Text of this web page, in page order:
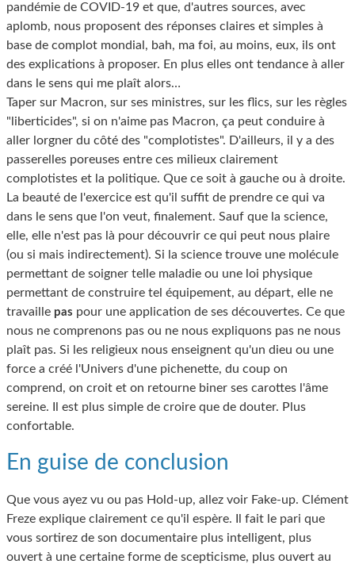
pandémie de COVID-19 et que, d'autres sources, avec
aplomb, nous proposent des réponses claires et simples à
base de complot mondial, bah, ma foi, au moins, eux, ils ont
des explications à proposer. En plus elles ont tendance à aller
dans le sens qui me plaît alors…
Taper sur Macron, sur ses ministres, sur les flics, sur les règles
"liberticides", si on n'aime pas Macron, ça peut conduire à
aller lorgner du côté des "complotistes". D'ailleurs, il y a des
passerelles poreuses entre ces milieux clairement
complotistes et la politique. Que ce soit à gauche ou à droite.
La beauté de l'exercice est qu'il suffit de prendre ce qui va
dans le sens que l'on veut, finalement. Sauf que la science,
elle, elle n'est pas là pour découvrir ce qui peut nous plaire
(ou si mais indirectement). Si la science trouve une molécule
permettant de soigner telle maladie ou une loi physique
permettant de construire tel équipement, au départ, elle ne
travaille pas pour une application de ses découvertes. Ce que
nous ne comprenons pas ou ne nous expliquons pas ne nous
plaît pas. Si les religieux nous enseignent qu'un dieu ou une
force a créé l'Univers d'une pichenette, du coup on
comprend, on croit et on retourne biner ses carottes l'âme
sereine. Il est plus simple de croire que de douter. Plus
confortable.
En guise de conclusion
Que vous ayez vu ou pas Hold-up, allez voir Fake-up. Clément
Freze explique clairement ce qu'il espère. Il fait le pari que
vous sortirez de son documentaire plus intelligent, plus
ouvert à une certaine forme de scepticisme, plus ouvert au